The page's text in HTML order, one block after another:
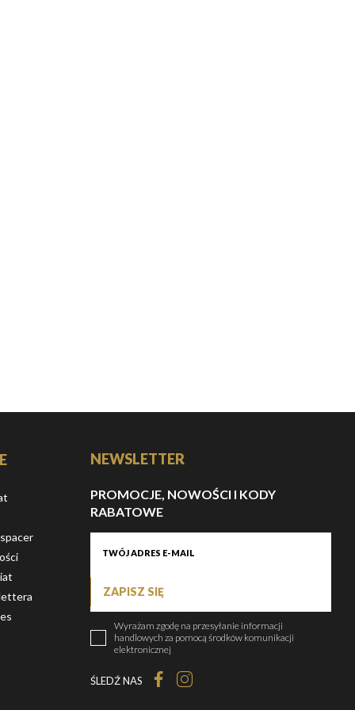
NEWSLETTER
PROMOCJE, NOWOŚCI I KODY
RABATOWE
ZAPISZ SIĘ
Wyrażam zgodę na przesyłanie informacji
handlowych za pomocą środków komunikacji
elektronicznej
ŚLEDŹ NAS